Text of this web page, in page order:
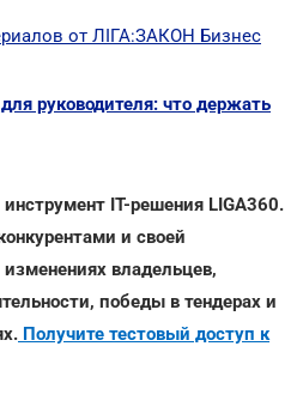
от ЛІГА:ЗАКОН Бизнес
руководителя: что держать
ІТ-решения LIGA360.
и своей
владельцев,
победы в тендерах и
Получите тестовый доступ к